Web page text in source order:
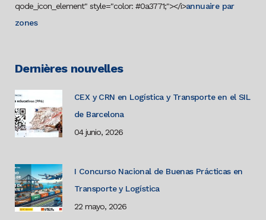
qode_icon_element" style="color: #0a3771;"></i>annuaire par
zones
Dernières nouvelles
CEX y CRN en Logística y Transporte en el SIL
de Barcelona
04 junio, 2026
I Concurso Nacional de Buenas Prácticas en
Transporte y Logística
22 mayo, 2026